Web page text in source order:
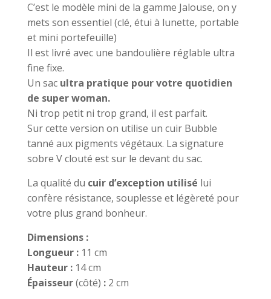
C’est le modèle mini de la gamme Jalouse, on y
mets son essentiel (clé, étui à lunette, portable
et mini portefeuille)
Il est livré avec une bandoulière réglable ultra
fine fixe.
Un sac ultra pratique pour votre quotidien
de super woman.
Ni trop petit ni trop grand, il est parfait.
Sur cette version on utilise un cuir Bubble
tanné aux pigments végétaux. La signature
sobre V clouté est sur le devant du sac.
La qualité du cuir d’exception utilisé lui
confère résistance, souplesse et légèreté pour
votre plus grand bonheur.
Dimensions :
Longueur :11 cm
Hauteur :14 cm
Épaisseur(côté) :2 cm